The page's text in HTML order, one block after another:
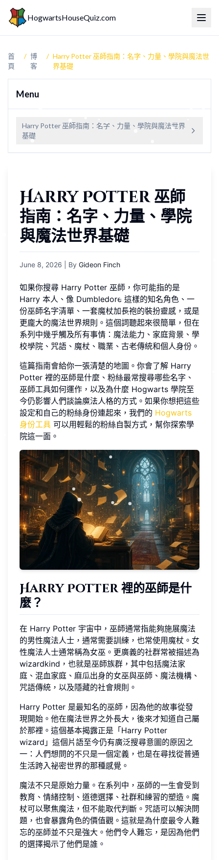
HogwartsHouseQuiz.com 切換
首
頁
/ 博
客
/ Harry Potter 巫師指南：名字、力量、學院與魔法世
界基礎
Menu
Harry Potter 巫師指南：名字、力量、學院與魔法世界
基礎
Harry Potter 巫師
指南：名字、力量、學院
與魔法世界基礎
June 8, 2026 | By Gideon Finch
如果你搜尋 Harry Potter 巫師，你可能指的是
Harry 本人、像 Dumbledore 這樣的知名角色、一
份巫師名字清單、一套魔杖加長袍的裝扮靈感，或是
更龐大的魔法世界規則。這個詞聽起來很簡單，但在
系列中幾乎觸及所有事情：魔法能力、家庭背景、學
校學院、咒語、魔杖、職業、古老傳統和個人身份。
這篇指南會給你一張清楚的地圖。你會了解 Harry
Potter 裡的巫師是什麼、粉絲最常搜尋哪些名字、
巫師工具如何運作，以及為什麼 Hogwarts 學院至
今仍影響人們談論魔法人格的方式。如果你想把這些
設定和自己的粉絲身份連起來，我們的 Hogwarts
身份工具 可以用輕鬆的粉絲自製方式，幫你探索學
院這一面。
Harry Potter 裡的巫師是什
麼？
在 Harry Potter 宇宙中，巫師通常指能夠施展魔法
的男性魔法人士，通常需要訓練，也常使用魔杖。女
性魔法人士通常稱為女巫。更廣義的社群常被描述為
wizardkind，也就是巫師族群，其中包括魔法家
庭、混血家庭、麻瓜出身的女巫與巫師、魔法機構、
咒語傳統，以及隱藏的社會規則。
Harry Potter 是最知名的巫師，因為他的故事從發
現開始。他在魔法世界之外長大，後來才知道自己屬
於那裡。這個基本揭露正是「Harry Potter
wizard」這個片語至今仍有廣泛搜尋意圖的原因之
一：人們想問的不只是一個定義，也是在尋找從普通
生活跨入祕密世界的那種感覺。
魔法不只是原始力量。在系列中，巫師的一生會受到
教育、情緒控制、道德選擇、社群和練習的塑造。魔
杖可以聚焦魔法，但不能取代判斷。咒語可以解決問
題，也會暴露角色的價值觀。這就是為什麼最令人難
忘的巫師並不只是強大。他們令人難忘，是因為他們
的選擇揭示了他們是誰。